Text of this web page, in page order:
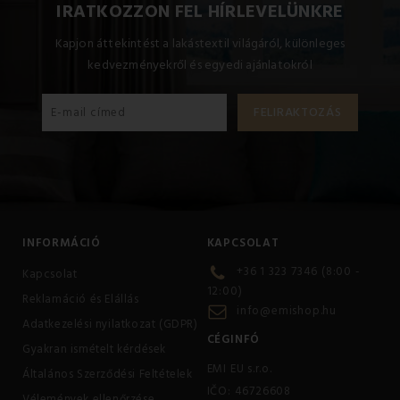
IRATKOZZON FEL HÍRLEVELÜNKRE
Kapjon áttekintést a lakástextil világáról, különleges
kedvezményekről és egyedi ajánlatokról
INFORMÁCIÓ
Kapcsolat
Reklamáció és Elállás
Adatkezelési nyilatkozat (GDPR)
Gyakran ismételt kérdések
Általános Szerződési Feltételek
KAPCSOLAT
+36 1 323 7346 (8:00 -
12:00)
info@emishop.hu
CÉGINFÓ
EMI EU s.r.o.
IČO: 46726608